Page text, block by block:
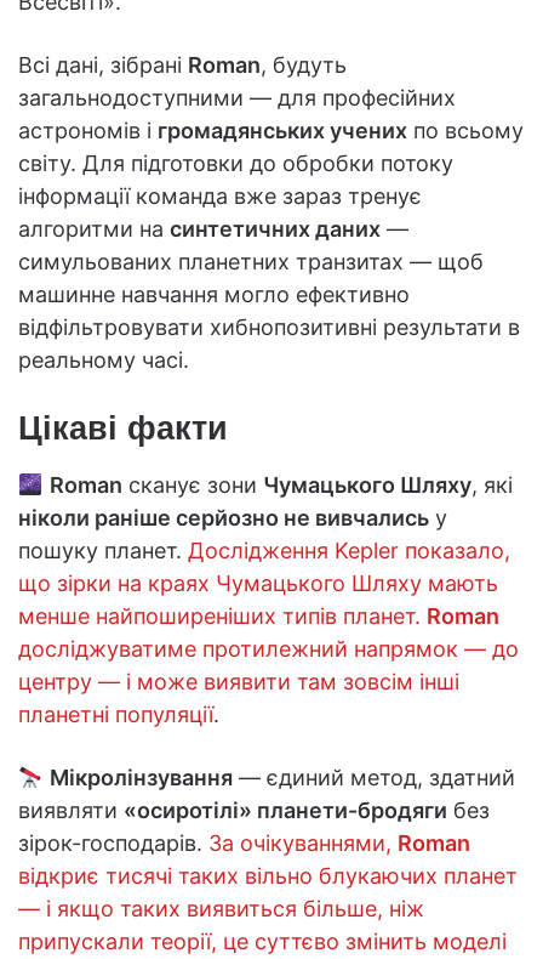
Всі дані, зібрані Roman, будуть
загальнодоступними — для професійних
астрономів і громадянських учених по всьому
світу. Для підготовки до обробки потоку
інформації команда вже зараз тренує
алгоритми на синтетичних даних —
симульованих планетних транзитах — щоб
машинне навчання могло ефективно
відфільтровувати хибнопозитивні результати в
реальному часі.
Цікаві факти
Roman сканує зони Чумацького Шляху, які
ніколи раніше серйозно не вивчались у
пошуку планет. Дослідження Kepler показало,
що зірки на краях Чумацького Шляху мають
менше найпоширеніших типів планет. Roman
досліджуватиме протилежний напрямок — до
центру — і може виявити там зовсім інші
планетні популяції.
Мікролінзування— єдиний метод, здатний
виявляти «осиротілі» планети-бродяги без
зірок-господарів. За очікуваннями, Roman
відкриє тисячі таких вільно блукаючих планет
— і якщо таких виявиться більше, ніж
припускали теорії, це суттєво змінить моделі